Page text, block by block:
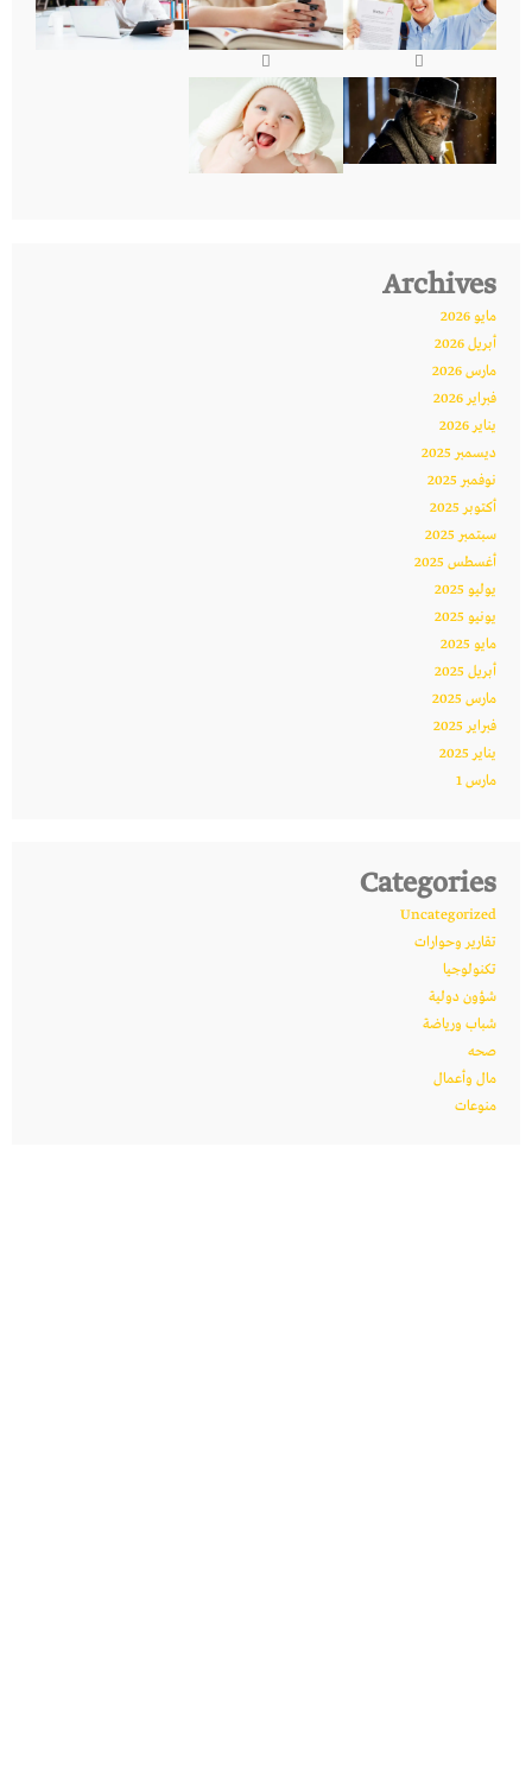
Archives
مايو 2026
أبريل 2026
مارس 2026
فبراير 2026
يناير 2026
ديسمبر 2025
نوفمبر 2025
أكتوبر 2025
سبتمبر 2025
أغسطس 2025
يوليو 2025
يونيو 2025
مايو 2025
أبريل 2025
مارس 2025
فبراير 2025
يناير 2025
مارس 1
Categories
Uncategorized
تقارير وحوارات
تكنولوجيا
شؤون دولية
شباب ورياضة
صحه
مال وأعمال
منوعات